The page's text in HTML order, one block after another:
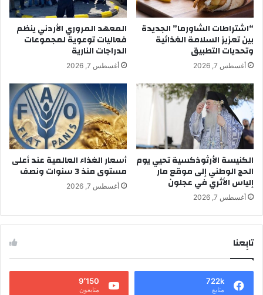
“اشتراطات الشاورما” الجديدة
بين تعزيز السلامة الغذائية
وتحديات التطبيق
أغسطس 7, 2026
المعهد المروري الأردني ينظم
فعاليات توعوية لمجموعات
الدراجات النارية
أغسطس 7, 2026
الكنيسة الأرثوذكسية تحيي يوم
الحج الوطني إلى موقع مار
إلياس الأثري في عجلون
أغسطس 7, 2026
أسعار الغذاء العالمية عند أعلى
مستوى منذ 3 سنوات ونصف
أغسطس 7, 2026
تابِعنا
722k
متابع
9٬150
متابعون